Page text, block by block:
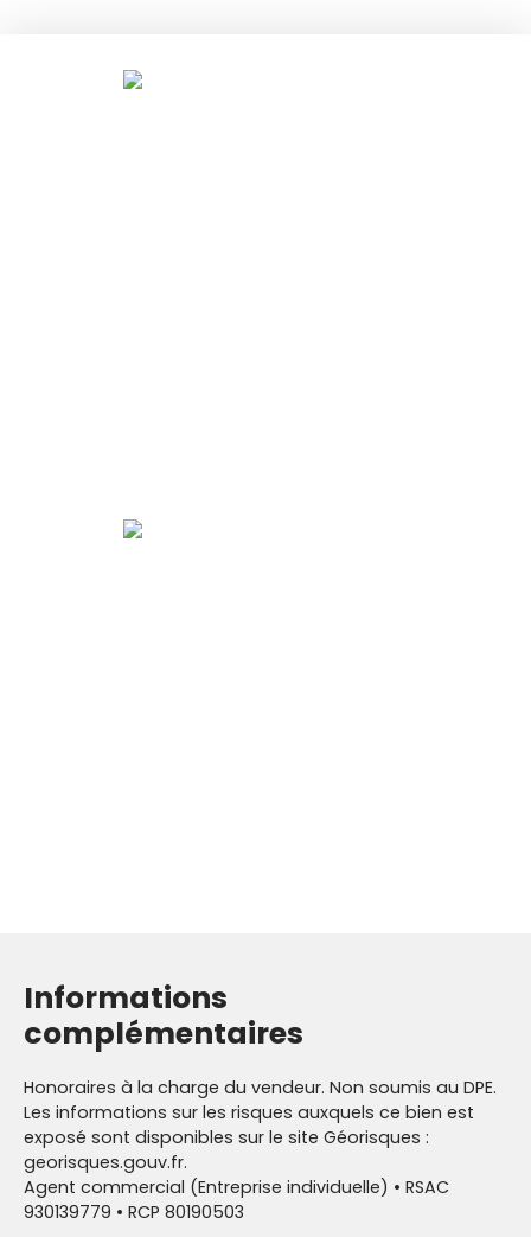
Informations
complémentaires
Honoraires à la charge du vendeur. Non soumis au DPE.
Les informations sur les risques auxquels ce bien est
exposé sont disponibles sur le site Géorisques :
georisques.gouv.fr.
Agent commercial (Entreprise individuelle) • RSAC
930139779 • RCP 80190503